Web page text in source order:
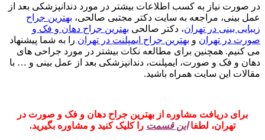
در صورت نیاز به کسب اطلاعات بیشتر در مورد دندانپزشکی بعد از
عمل بینی، مراجعه به سایت دکتر مجتبی صالحی، بهترین جراح
زیبایی بینی در تهران، دکتر صالحی بهترین جراح دهان و فک و
صورت در تهران و بهترین جراح ایمپلنت در تهران را به شما پیشنهاد
می کنیم. همچنین برای مطالعه نکات بیشتر در مورد جراحی های
دهان و فک و صورت، ایمپلنت، دندانپزشکی بعد از عمل بینی و … با
مقالات این سایت همراه باشید.
برای دریافت مشاوره از بهترین جراح دهان و فک و صورت در
تهران، لطفااین قسمت را کلیک کنید و مشاوره بگیرید.